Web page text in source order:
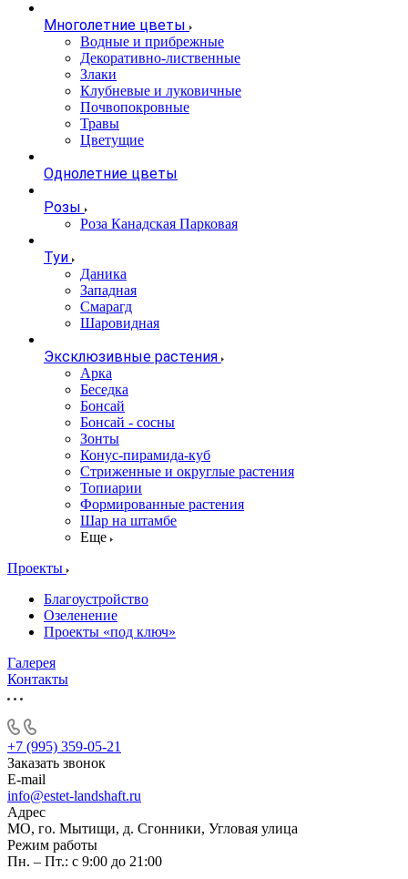
Многолетние цветы
Водные и прибрежные
Декоративно-лиственные
Злаки
Клубневые и луковичные
Почвопокровные
Травы
Цветущие
Однолетние цветы
Розы
Роза Канадская Парковая
Туи
Даника
Западная
Смарагд
Шаровидная
Эксклюзивные растения
Арка
Беседка
Бонсай
Бонсай - сосны
Зонты
Конус-пирамида-куб
Стриженные и округлые растения
Топиарии
Формированные растения
Шар на штамбе
Еще
Проекты
Благоустройство
Озеленение
Проекты «под ключ»
Галерея
Контакты
+7 (995) 359-05-21
Заказать звонок
E-mail
info@estet-landshaft.ru
Адрес
МО, го. Мытищи, д. Сгонники, Угловая улица
Режим работы
Пн. – Пт.: с 9:00 до 21:00